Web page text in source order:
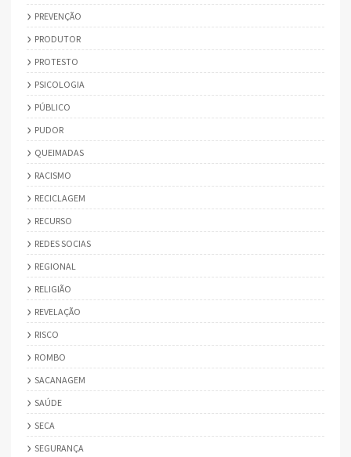
PREVENÇÃO
PRODUTOR
PROTESTO
PSICOLOGIA
PÚBLICO
PUDOR
QUEIMADAS
RACISMO
RECICLAGEM
RECURSO
REDES SOCIAS
REGIONAL
RELIGIÃO
REVELAÇÃO
RISCO
ROMBO
SACANAGEM
SAÚDE
SECA
SEGURANÇA